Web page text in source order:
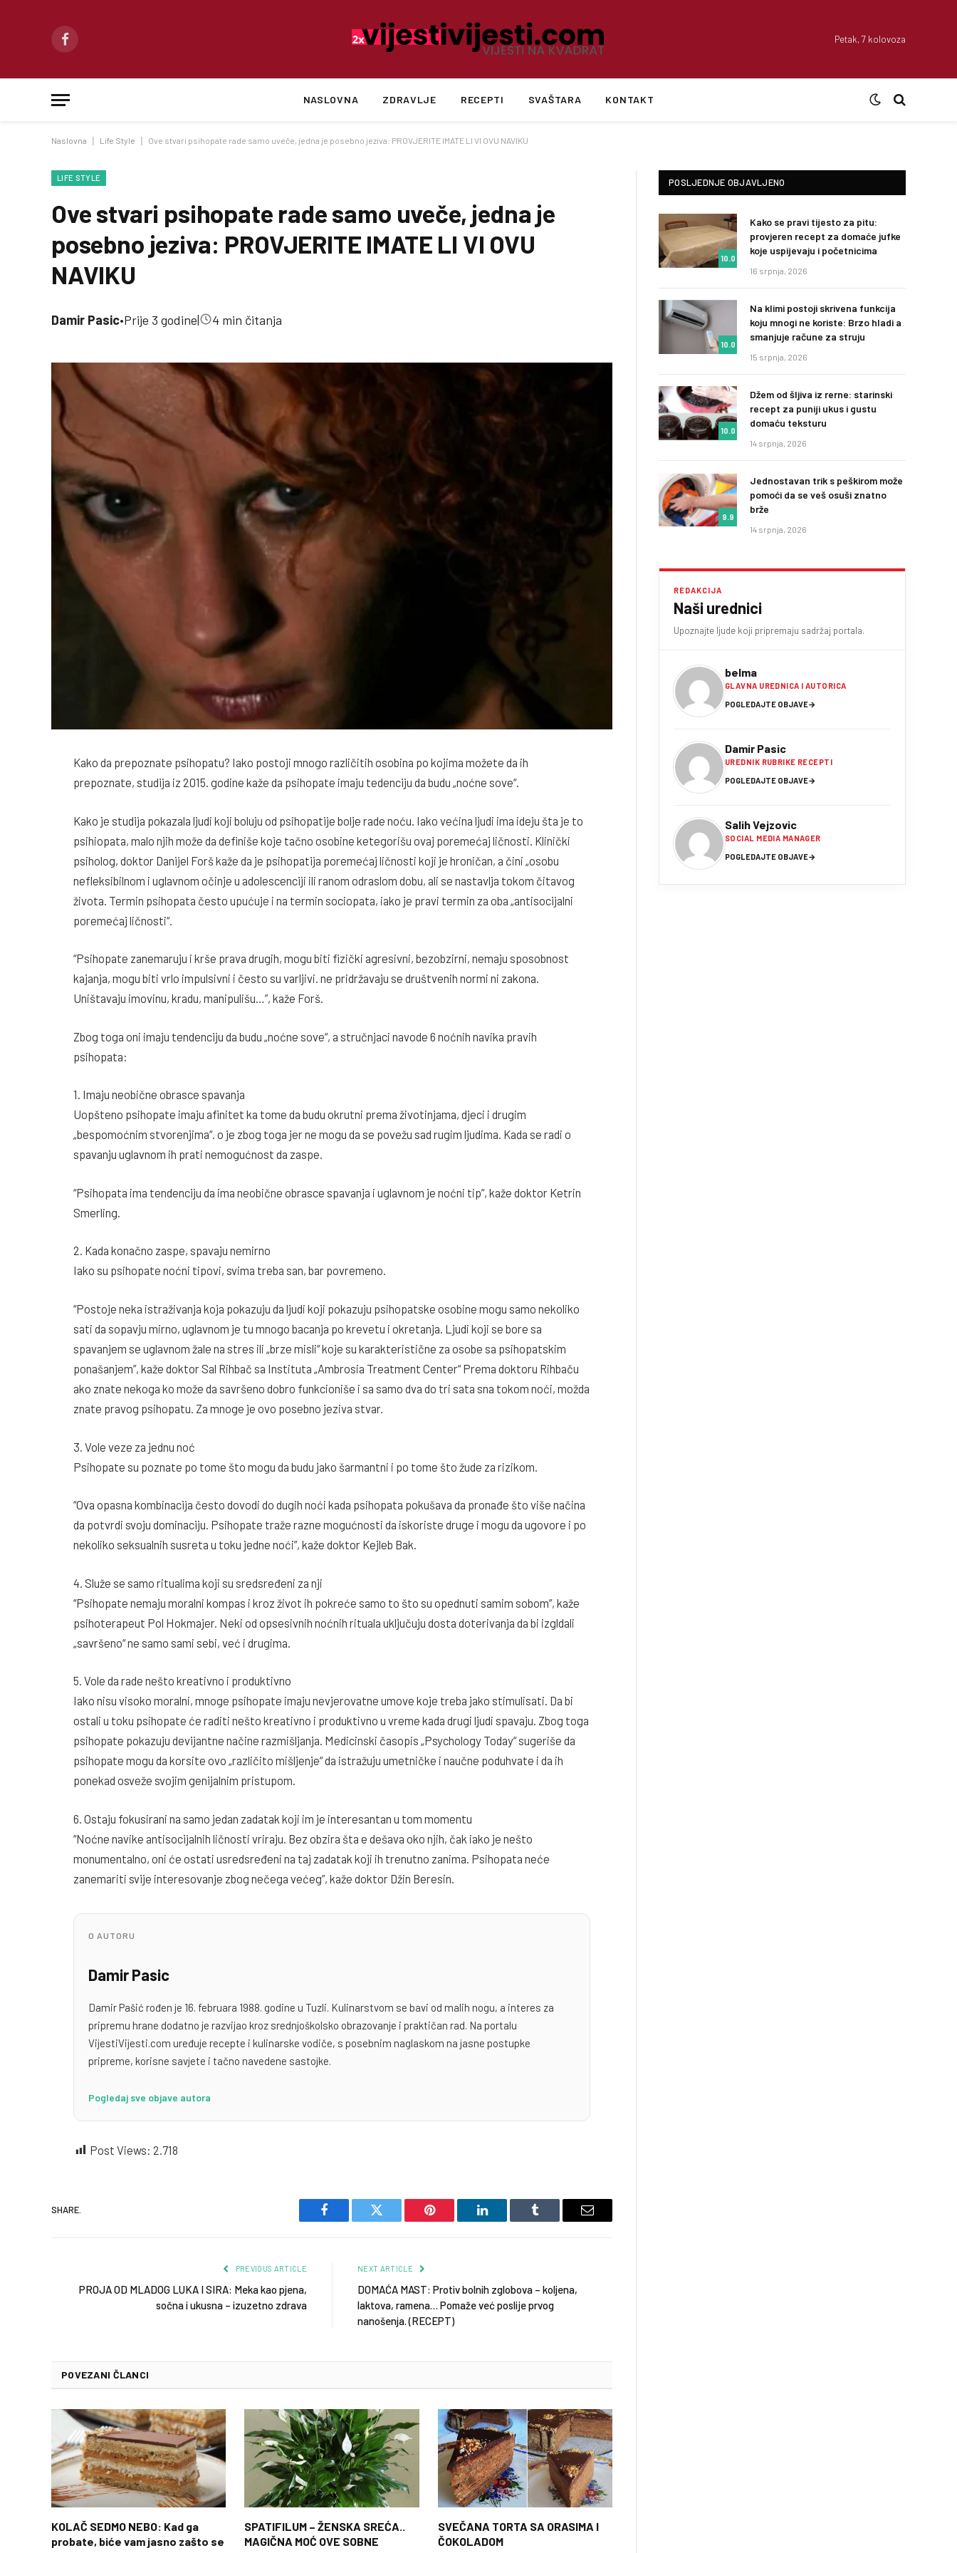
Facebook
Petak, 7 kolovoza
NASLOVNA ZDRAVLJE RECEPTI SVAŠTARA KONTAKT
Naslovna Life Style Ove stvari psihopate rade samo uveče, jedna je posebno jeziva: PROVJERITE IMATE LI VI OVU NAVIKU
LIFE STYLE
Ove stvari psihopate rade samo uveče, jedna je
posebno jeziva: PROVJERITE IMATE LI VI OVU
NAVIKU
Damir Pasic•Prije 3 godine| 4 min čitanja
Kako da prepoznate psihopatu? Iako postoji mnogo različitih osobina po kojima možete da ih
prepoznate, studija iz 2015. godine kaže da psihopate imaju tedenciju da budu „noćne sove“.
Kako je studija pokazala ljudi koji boluju od psihopatije bolje rade noću. Iako većina ljudi ima ideju šta je to
psihiopata, malo njih može da definiše koje tačno osobine ketegorišu ovaj poremećaj ličnosti. Klinički
psiholog, doktor Danijel Forš kaže da je psihopatija poremećaj ličnosti koji je hroničan, a čini „osobu
nefleksibilnom i uglavnom očinje u adolescenciji ili ranom odraslom dobu, ali se nastavlja tokom čitavog
života. Termin psihopata često upućuje i na termin sociopata, iako je pravi termin za oba „antisocijalni
poremećaj ličnosti“.
“Psihopate zanemaruju i krše prava drugih, mogu biti fizički agresivni, bezobzirni, nemaju sposobnost
kajanja, mogu biti vrlo impulsivni i često su varljivi. ne pridržavaju se društvenih normi ni zakona.
Uništavaju imovinu, kradu, manipulišu…”, kaže Forš.
Zbog toga oni imaju tendenciju da budu „noćne sove“, a stručnjaci navode 6 noćnih navika pravih
psihopata:
1. Imaju neobične obrasce spavanja
Uopšteno psihopate imaju afinitet ka tome da budu okrutni prema životinjama, djeci i drugim
„bespomoćnim stvorenjima“. o je zbog toga jer ne mogu da se povežu sad rugim ljudima. Kada se radi o
spavanju uglavnom ih prati nemogućnost da zaspe.
“Psihopata ima tendenciju da ima neobične obrasce spavanja i uglavnom je noćni tip”, kaže doktor Ketrin
Smerling.
2. Kada konačno zaspe, spavaju nemirno
Iako su psihopate noćni tipovi, svima treba san, bar povremeno.
“Postoje neka istraživanja koja pokazuju da ljudi koji pokazuju psihopatske osobine mogu samo nekoliko
sati da sopavju mirno, uglavnom je tu mnogo bacanja po krevetu i okretanja. Ljudi koji se bore sa
spavanjem se uglavnom žale na stres ili „brze misli“ koje su karakteristične za osobe sa psihopatskim
ponašanjem”, kaže doktor Sal Rihbač sa Instituta „Ambrosia Treatment Center“ Prema doktoru Rihbaču
ako znate nekoga ko može da savršeno dobro funkcioniše i sa samo dva do tri sata sna tokom noći, možda
znate pravog psihopatu. Za mnoge je ovo posebno jeziva stvar.
3. Vole veze za jednu noć
Psihopate su poznate po tome što mogu da budu jako šarmantni i po tome što žude za rizikom.
“Ova opasna kombinacija često dovodi do dugih noći kada psihopata pokušava da pronađe što više načina
da potvrdi svoju dominaciju. Psihopate traže razne mogućnosti da iskoriste druge i mogu da ugovore i po
nekoliko seksualnih susreta u toku jedne noći”, kaže doktor Kejleb Bak.
4. Služe se samo ritualima koji su sredsređeni za nji
“Psihopate nemaju moralni kompas i kroz život ih pokreće samo to što su opednuti samim sobom”, kaže
psihoterapeut Pol Hokmajer. Neki od opsesivnih noćnih rituala uključuju dosta doterivanja da bi izgldali
„savršeno“ ne samo sami sebi, već i drugima.
5. Vole da rade nešto kreativno i produktivno
Iako nisu visoko moralni, mnoge psihopate imaju nevjerovatne umove koje treba jako stimulisati. Da bi
ostali u toku psihopate će raditi nešto kreativno i produktivno u vreme kada drugi ljudi spavaju. Zbog toga
psihopate pokazuju devijantne načine razmišljanja. Medicinski časopis „Psychology Today“ sugeriše da
psihopate mogu da korsite ovo „različito mišljenje“ da istražuju umetničke i naučne poduhvate i da ih
ponekad osveže svojim genijalnim pristupom.
6. Ostaju fokusirani na samo jedan zadatak koji im je interesantan u tom momentu
“Noćne navike antisocijalnih ličnosti vriraju. Bez obzira šta e dešava oko njih, čak iako je nešto
monumentalno, oni će ostati usredsređeni na taj zadatak koji ih trenutno zanima. Psihopata neće
zanemariti svije interesovanje zbog nečega većeg”, kaže doktor Džin Beresin.
O AUTORU
Damir Pasic
Damir Pašić rođen je 16. februara 1988. godine u Tuzli. Kulinarstvom se bavi od malih nogu, a interes za
pripremu hrane dodatno je razvijao kroz srednjoškolsko obrazovanje i praktičan rad. Na portalu
VijestiVijesti.com uređuje recepte i kulinarske vodiče, s posebnim naglaskom na jasne postupke
pripreme, korisne savjete i tačno navedene sastojke.
Pogledaj sve objave autora
Post Views: 2.718
SHARE.
Facebook Twitter Pinterest LinkedIn Tumblr Email
PREVIOUS ARTICLE
PROJA OD MLADOG LUKA I SIRA: Meka kao pjena,
sočna i ukusna – izuzetno zdrava
NEXT ARTICLE
DOMAĆA MAST: Protiv bolnih zglobova – koljena,
laktova, ramena… Pomaže već poslije prvog
nanošenja. (RECEPT)
POVEZANI ČLANCI
KOLAČ SEDMO NEBO: Kad ga
probate, biće vam jasno zašto se
SPATIFILUM – ŽENSKA SREĆA..
MAGIČNA MOĆ OVE SOBNE
SVEČANA TORTA SA ORASIMA I
ČOKOLADOM
POSLJEDNJE OBJAVLJENO
10.0
Kako se pravi tijesto za pitu:
provjeren recept za domaće jufke
koje uspijevaju i početnicima
16 srpnja, 2026
10.0
Na klimi postoji skrivena funkcija
koju mnogi ne koriste: Brzo hladi a
smanjuje račune za struju
15 srpnja, 2026
10.0
Džem od šljiva iz rerne: starinski
recept za puniji ukus i gustu
domaću teksturu
14 srpnja, 2026
9.9
Jednostavan trik s peškirom može
pomoći da se veš osuši znatno
brže
14 srpnja, 2026
REDAKCIJA
Naši urednici
Upoznajte ljude koji pripremaju sadržaj portala.
belma
GLAVNA UREDNICA I AUTORICA
POGLEDAJTE OBJAVE→
Damir Pasic
UREDNIK RUBRIKE RECEPTI
POGLEDAJTE OBJAVE→
Salih Vejzovic
SOCIAL MEDIA MANAGER
POGLEDAJTE OBJAVE→